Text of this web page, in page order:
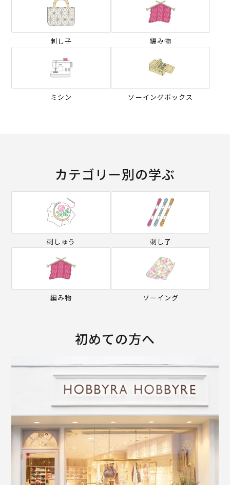
刺し子 編み物
ミシン ソーイングボックス
カテゴリー別の学ぶ
刺しゅう 刺し子
編み物 ソーイング
初めての方へ